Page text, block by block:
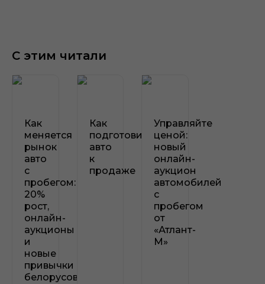
С этим читали
Как
меняется
рынок
авто
с
пробегом:
20%
рост,
онлайн-
аукционы
и
новые
привычки
белорусов
Как
подготовить
авто
к
продаже
Управляйте
ценой:
новый
онлайн-
аукцион
автомобилей
с
пробегом
от
«Атлант-
М»